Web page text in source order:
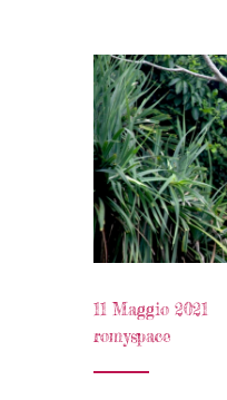
11 Maggio 2021
romyspace